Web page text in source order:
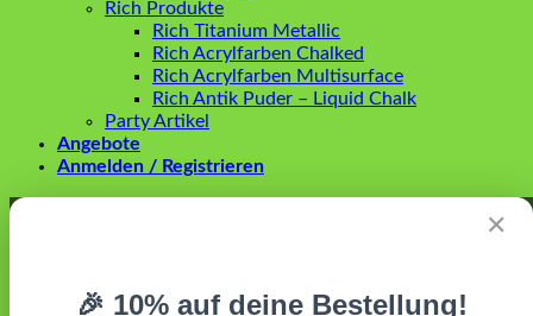
Rich Produkte
Rich Titanium Metallic
Rich Acrylfarben Chalked
Rich Acrylfarben Multisurface
Rich Antik Puder – Liquid Chalk
Party Artikel
Angebote
Anmelden / Registrieren
✕
🎉 10% auf deine Bestellung!
Anmelden